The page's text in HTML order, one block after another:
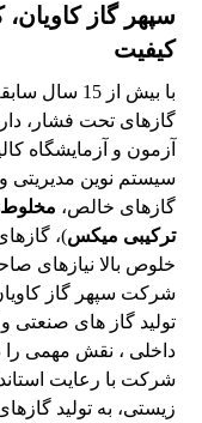
سپهر گاز کاویان،
کیفیت
با بیش از
آزمون و آزمایشگاه
سیستم نوین مدیریتی
گازهای خالص،
ترکیبی میکس)،
خلوص بالا نیازهای
شرکت سپهر گاز
تولید گاز های صنعتی
داخلی ، نقش مهمی را
زیستی، به تولید